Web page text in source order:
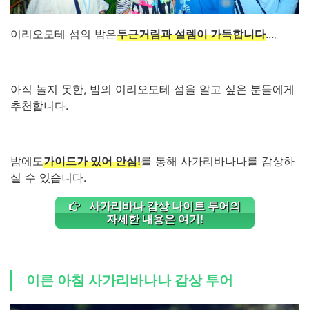
이리오모테 섬의 밤은두근거림과 설렘이 가득합니다...。
아직 놀지 못한, 밤의 이리오모테 섬을 알고 싶은 분들에게
추천합니다.
밤에도가이드가 있어 안심!를 통해 사가리바나나를 감상하
실 수 있습니다.
사가리바나 감상 나이트 투어의
자세한 내용은 여기!
이른 아침 사가리바나나 감상 투어